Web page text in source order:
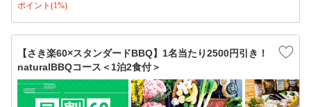
ポイント(1%)
【さき楽60×スタンダードBBQ】1名当たり2500円引き！
naturalBBQコース＜1泊2食付＞